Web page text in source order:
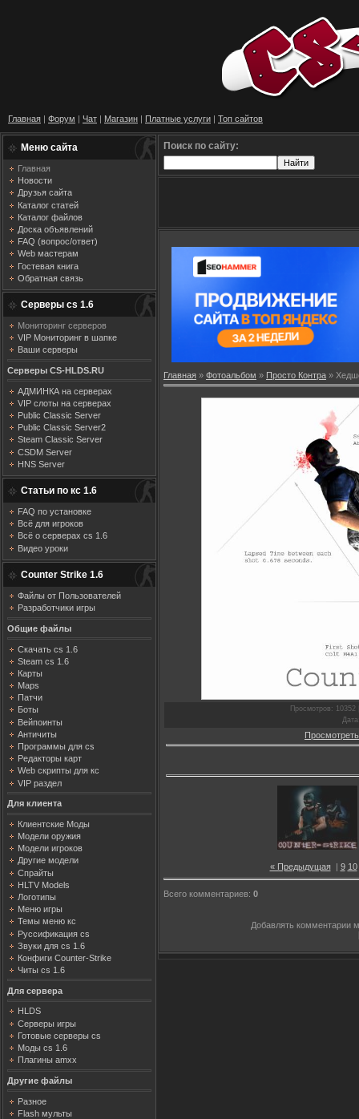
Главная | Форум | Чат | Магазин | Платные услуги | Топ сайтов
Меню сайта
Главная
Новости
Друзья сайта
Каталог статей
Каталог файлов
Доска объявлений
FAQ (вопрос/ответ)
Web мастерам
Гостевая книга
Обратная связь
Серверы cs 1.6
Мониторинг серверов
VIP Мониторинг в шапке
Ваши серверы
Серверы CS-HLDS.RU
АДМИНКА на серверах
VIP слоты на серверах
Public Classic Server
Public Classic Server2
Steam Classic Server
CSDM Server
HNS Server
Статьи по кс 1.6
FAQ по установке
Всё для игроков
Всё о серверах cs 1.6
Видео уроки
Counter Strike 1.6
Файлы от Пользователей
Разработчики игры
Общие файлы
Скачать cs 1.6
Steam cs 1.6
Карты
Maps
Патчи
Боты
Вейпоинты
Античиты
Программы для cs
Редакторы карт
Web скрипты для кс
VIP раздел
Для клиента
Клиентские Моды
Модели оружия
Модели игроков
Другие модели
Спрайты
HLTV Models
Логотипы
Меню игры
Темы меню кс
Руссификация cs
Звуки для cs 1.6
Конфиги Counter-Strike
Читы cs 1.6
Для сервера
HLDS
Серверы игры
Готовые серверы cs
Моды cs 1.6
Плагины amxx
Другие файлы
Разное
Flash мульты
Поиск по сайту:
Главная » Фотоальбом » Просто Контра »
Просмотров : 10352
Дата
« Предыдущая| 9 10
Всего комментариев: 0
Добавлять комментарии